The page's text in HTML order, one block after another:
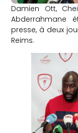
Damien Ott,
Abderrahmane
presse, à deux
Reims.